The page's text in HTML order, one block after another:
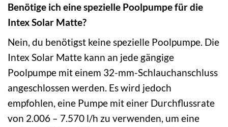
Benötige ich eine spezielle Poolpumpe für die
Intex Solar Matte?
Nein, du benötigst keine spezielle Poolpumpe. Die
Intex Solar Matte kann an jede gängige
Poolpumpe mit einem 32-mm-Schlauchanschluss
angeschlossen werden. Es wird jedoch
empfohlen, eine Pumpe mit einer Durchflussrate
von 2.006 – 7.570 l/h zu verwenden, um eine